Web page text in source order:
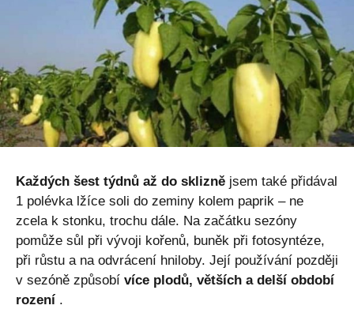
Každých šest týdnů až do sklizně jsem také přidával
1 polévka lžíce soli do zeminy kolem paprik – ne
zcela k stonku, trochu dále. Na začátku sezóny
pomůže sůl při vývoji kořenů, buněk při fotosyntéze,
při růstu a na odvrácení hniloby. Její používání později
v sezóně způsobí více plodů, větších a delší období
rození .